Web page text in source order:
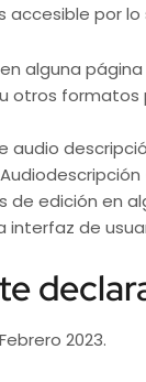
accesible por lo
alguna página
otros
audio
edición en
de
2023.